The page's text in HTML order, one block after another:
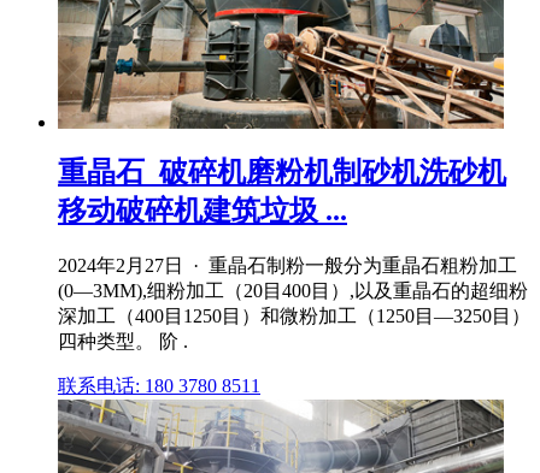
重晶石_破碎机磨粉机制砂机洗砂机
移动破碎机建筑垃圾 ...
2024年2月27日 · 重晶石制粉一般分为重晶石粗粉加工
(0―3MM),细粉加工（20目400目）,以及重晶石的超细粉
深加工（400目1250目）和微粉加工（1250目―3250目）
四种类型。 阶 .
联系电话: 180 3780 8511